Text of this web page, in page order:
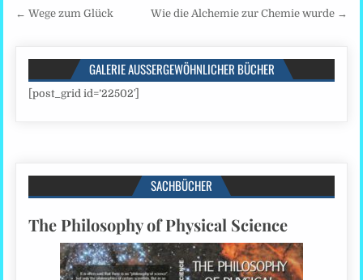
Beitragsnavigation
← Wege zum Glück Wie die Alchemie zur Chemie wurde →
GALERIE AUSSERGEWÖHNLICHER BÜCHER
[post_grid id=’22502′]
SACHBÜCHER
The Philosophy of Physical Science